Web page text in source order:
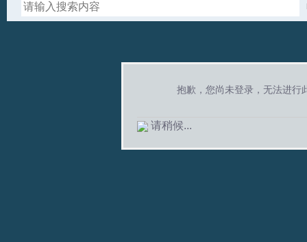
抱歉，您尚未登录，无法进行
请稍候...